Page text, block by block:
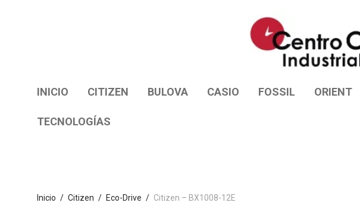
INICIO CITIZEN BULOVA CASIO FOSSIL ORIENT
TECNOLOGÍAS
Inicio / Citizen / Eco-Drive / Citizen – BX1008-12E